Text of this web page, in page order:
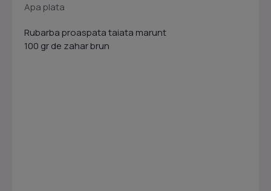
Apa plata
Rubarba proaspata taiata marunt
100 gr de zahar brun